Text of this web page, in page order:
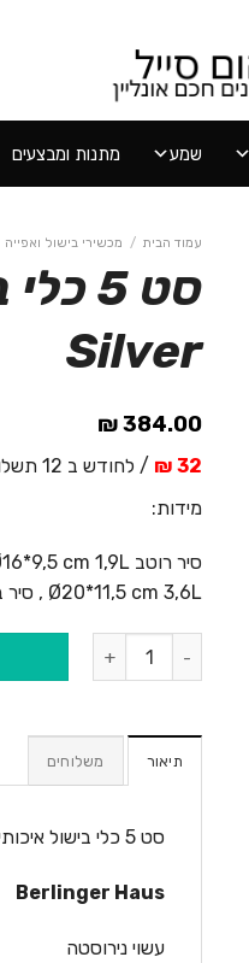
שמע מתנות ומבצעים
עמוד הבית / מכשירי בישול ואפייה
Silver
384.00
₪
32 ₪
/ לחודש ב 12 תשלומים
מידות:
Ø20*11,5 cm 3,6L , סיר בישול Ø24*13,5 cm 6,1L .
כמות של סט 5 כלי בישול איכותיים BH-6660 Silver
תיאור משלוחים
סט 5 כלי בישול איכותיים BH-6660 Silver
Berlinger Haus
עשוי נירוסטה